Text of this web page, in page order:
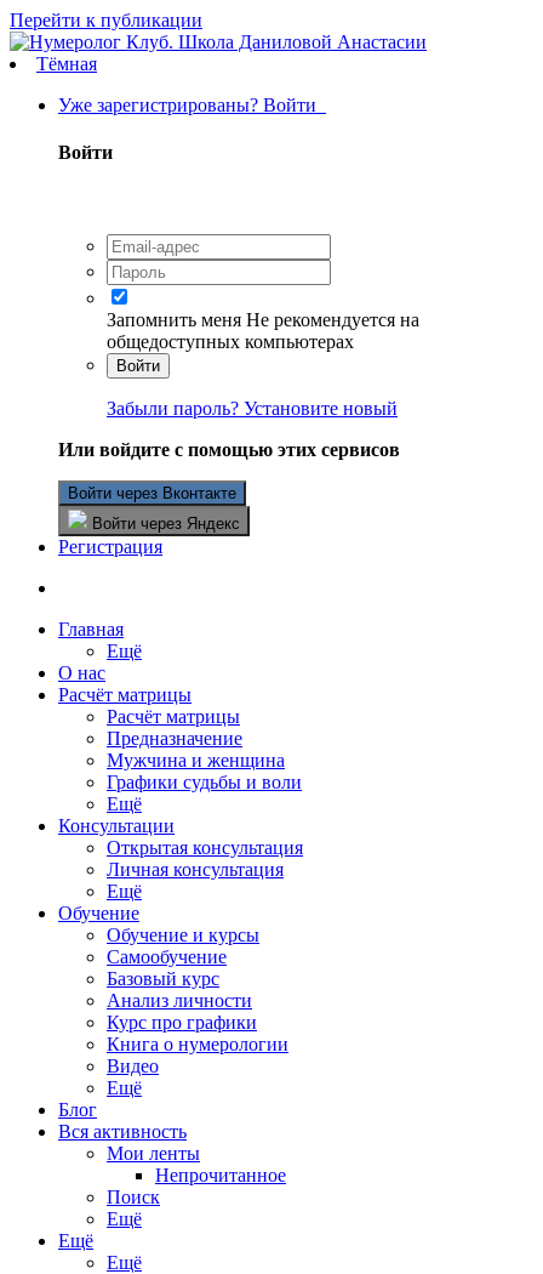
Перейти к публикации
Тёмная
Уже зарегистрированы? Войти
Войти
Запомнить меня Не рекомендуется на
общедоступных компьютерах
Войти
Забыли пароль? Установите новый
Или войдите с помощью этих сервисов
Войти через Вконтакте
Войти через Яндекс
Регистрация
Главная
Ещё
О нас
Расчёт матрицы
Расчёт матрицы
Предназначение
Мужчина и женщина
Графики судьбы и воли
Ещё
Консультации
Открытая консультация
Личная консультация
Ещё
Обучение
Обучение и курсы
Самообучение
Базовый курс
Анализ личности
Курс про графики
Книга о нумерологии
Видео
Ещё
Блог
Вся активность
Мои ленты
Непрочитанное
Поиск
Ещё
Ещё
Ещё